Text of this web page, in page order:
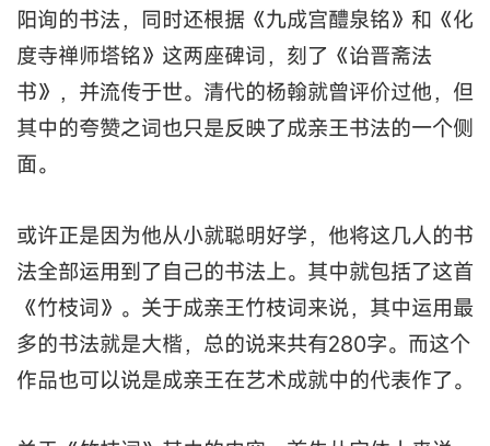
阳询的书法，同时还根据《九成宫醴泉铭》和《化
度寺禅师塔铭》这两座碑词，刻了《诒晋斋法
书》，并流传于世。清代的杨翰就曾评价过他，但
其中的夸赞之词也只是反映了成亲王书法的一个侧
面。
或许正是因为他从小就聪明好学，他将这几人的书
法全部运用到了自己的书法上。其中就包括了这首
《竹枝词》。关于成亲王竹枝词来说，其中运用最
多的书法就是大楷，总的说来共有280字。而这个
作品也可以说是成亲王在艺术成就中的代表作了。